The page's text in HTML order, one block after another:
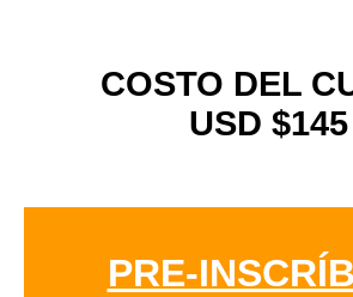
COSTO DEL
USD $145
PRE-